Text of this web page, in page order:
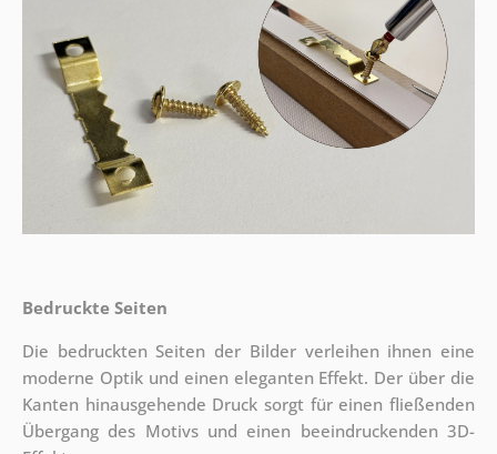
Bedruckte Seiten
Die bedruckten Seiten der Bilder verleihen ihnen eine
moderne Optik und einen eleganten Effekt. Der über die
Kanten hinausgehende Druck sorgt für einen fließenden
Übergang des Motivs und einen beeindruckenden 3D-